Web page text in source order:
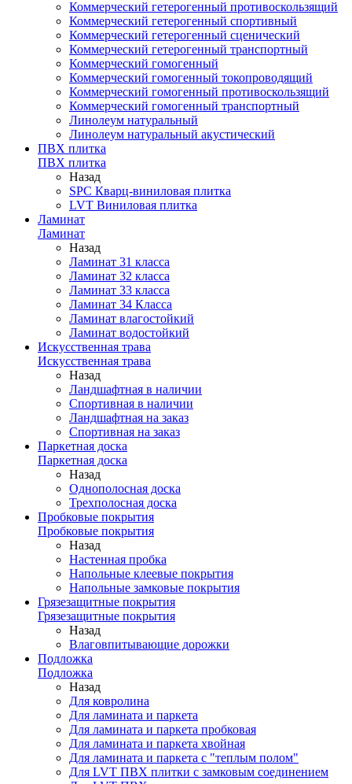
Коммерческий гетерогенный противоскользящий
Коммерческий гетерогенный спортивный
Коммерческий гетерогенный сценический
Коммерческий гетерогенный транспортный
Коммерческий гомогенный
Коммерческий гомогенный токопроводящий
Коммерческий гомогенный противоскользящий
Коммерческий гомогенный транспортный
Линолеум натуральный
Линолеум натуральный акустический
ПВХ плитка
ПВХ плитка
Назад
SPC Кварц-виниловая плитка
LVT Виниловая плитка
Ламинат
Ламинат
Назад
Ламинат 31 класса
Ламинат 32 класса
Ламинат 33 класса
Ламинат 34 Класса
Ламинат влагостойкий
Ламинат водостойкий
Искусственная трава
Искусственная трава
Назад
Ландшафтная в наличии
Спортивная в наличии
Ландшафтная на заказ
Спортивная на заказ
Паркетная доска
Паркетная доска
Назад
Однополосная доска
Трехполосная доска
Пробковые покрытия
Пробковые покрытия
Назад
Настенная пробка
Напольные клеевые покрытия
Напольные замковые покрытия
Грязезащитные покрытия
Грязезащитные покрытия
Назад
Влаговпитывающие дорожки
Подложка
Подложка
Назад
Для ковролина
Для ламината и паркета
Для ламината и паркета пробковая
Для ламината и паркета хвойная
Для ламината и паркета с "теплым полом"
Для LVT ПВХ плитки с замковым соединением